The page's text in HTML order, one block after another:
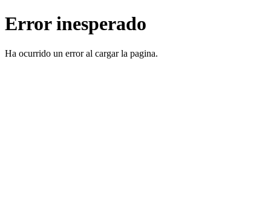
Error inesperado
Ha ocurrido un error al cargar la pagina.